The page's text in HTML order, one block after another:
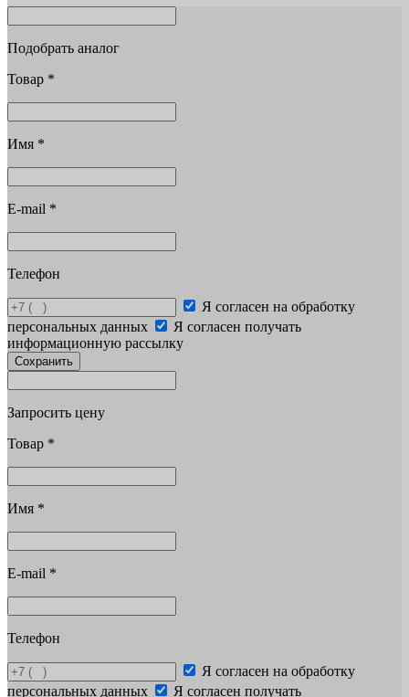
Подобрать аналог
Товар *
Имя *
E-mail *
Телефон
Я согласен на обработку
персональных данных
Я согласен получать
информационную рассылку
Сохранить
Запросить цену
Товар *
Имя *
E-mail *
Телефон
Я согласен на обработку
персональных данных
Я согласен получать